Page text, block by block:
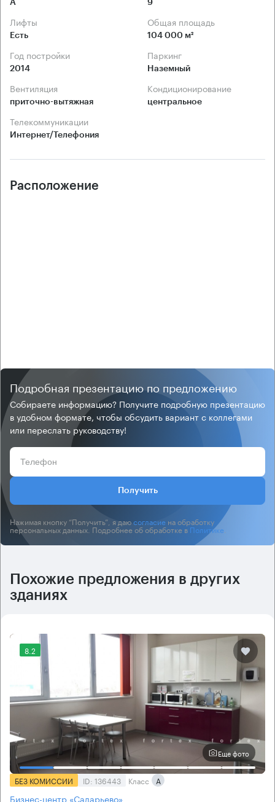
А 9
Лифты
Есть
Общая площадь
104 000 м²
Год постройки
2014
Паркинг
Наземный
Вентиляция
приточно-вытяжная
Кондиционирование
центральное
Телекоммуникации
Интернет/Телефония
Расположение
Подробная презентацию по предложению
Собираете информацию? Получите подробную презентацию
в удобном формате, чтобы обсудить вариант с коллегами
или переслать руководству!
Получить
Нажимая кнопку “Получить”, я даюсогласие на обработку
персональных данных. Подробнее об обработке вПолитике
Похожие предложения в других
зданиях
8.2
Еще фото
БЕЗ КОМИССИИ ID: 136443 Класс А
Бизнес-центр «Саларьево»